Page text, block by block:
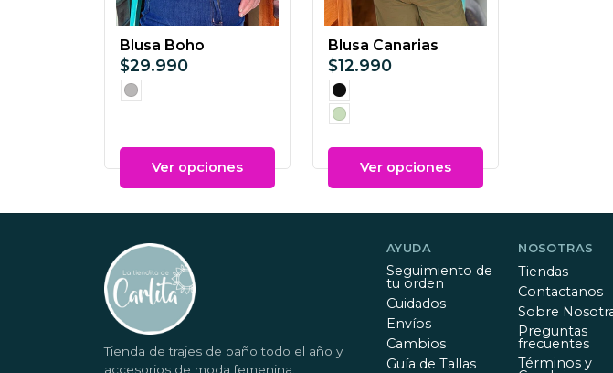
Blusa Boho
$29.990
Ver opciones
Blusa Canarias
$12.990
Ver opciones
Tienda de trajes de baño todo el año y
accesorios de moda femenina.
AYUDA
Seguimiento de
tu orden
Cuidados
Envíos
Cambios
Guía de Tallas
NOSOTRAS
Tiendas
Contactanos
Sobre
Preguntas
frecuentes
Términos y